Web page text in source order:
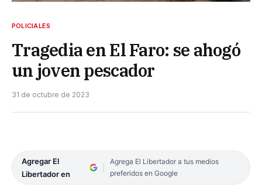
POLICIALES
Tragedia en El Faro: se ahogó
un joven pescador
31 de octubre de 2023
Agregar El
Libertador en
Agrega El Libertador a tus medios
preferidos en Google